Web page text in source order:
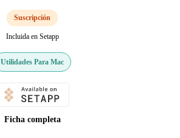
Suscripción
Incluida en Setapp
Utilidades Para Mac
Ficha completa